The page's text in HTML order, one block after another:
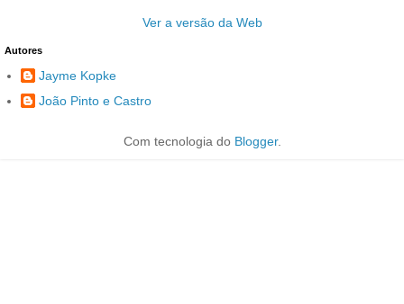
Ver a versão da Web
Autores
Jayme Kopke
João Pinto e Castro
Com tecnologia do Blogger.